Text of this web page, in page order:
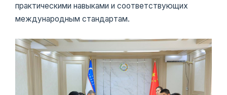
практическими навыками и соответствующих
международным стандартам.